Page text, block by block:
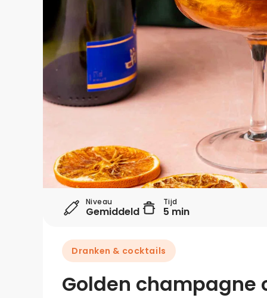
Recepten avondeten
Niveau
Gemiddeld
Tijd
5 min
Dranken & cocktails
Golden champagne